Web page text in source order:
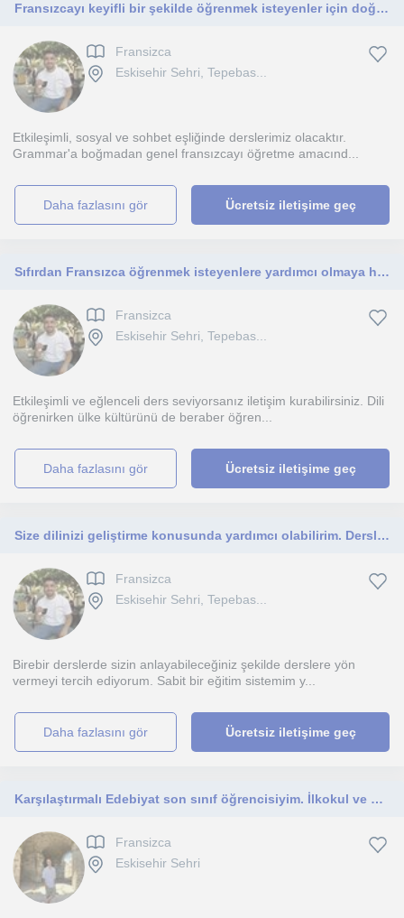
Fransızcayı keyifli bir şekilde öğrenmek isteyenler için doğru adres :) 7'den 70'e herkes için uygun derslerimiz olacaktır
Fransizca
Eskisehir Sehri, Tepebas...
Etkileşimli, sosyal ve sohbet eşliğinde derslerimiz olacaktır.
Grammar'a boğmadan genel fransızcayı öğretme amacınd...
daha fazlasını gör Ücretsiz iletişime geç
Sıfırdan Fransızca öğrenmek isteyenlere yardımcı olmaya hazırım. Yüz yüze ya da online ders veriyorum.
Fransizca
Eskisehir Sehri, Tepebas...
Etkileşimli ve eğlenceli ders seviyorsanız iletişim kurabilirsiniz. Dili
öğrenirken ülke kültürünü de beraber öğren...
daha fazlasını gör Ücretsiz iletişime geç
Size dilinizi geliştirme konusunda yardımcı olabilirim. Derslerime bekliyorum.
Fransizca
Eskisehir Sehri, Tepebas...
Birebir derslerde sizin anlayabileceğiniz şekilde derslere yön
vermeyi tercih ediyorum. Sabit bir eğitim sistemim y...
daha fazlasını gör Ücretsiz iletişime geç
Karşılaştırmalı Edebiyat son sınıf öğrencisiyim. İlkokul ve ortaokul öğrencilerine Fransızca ve İngilizce ders verebilirim.
Fransizca
Eskisehir Sehri